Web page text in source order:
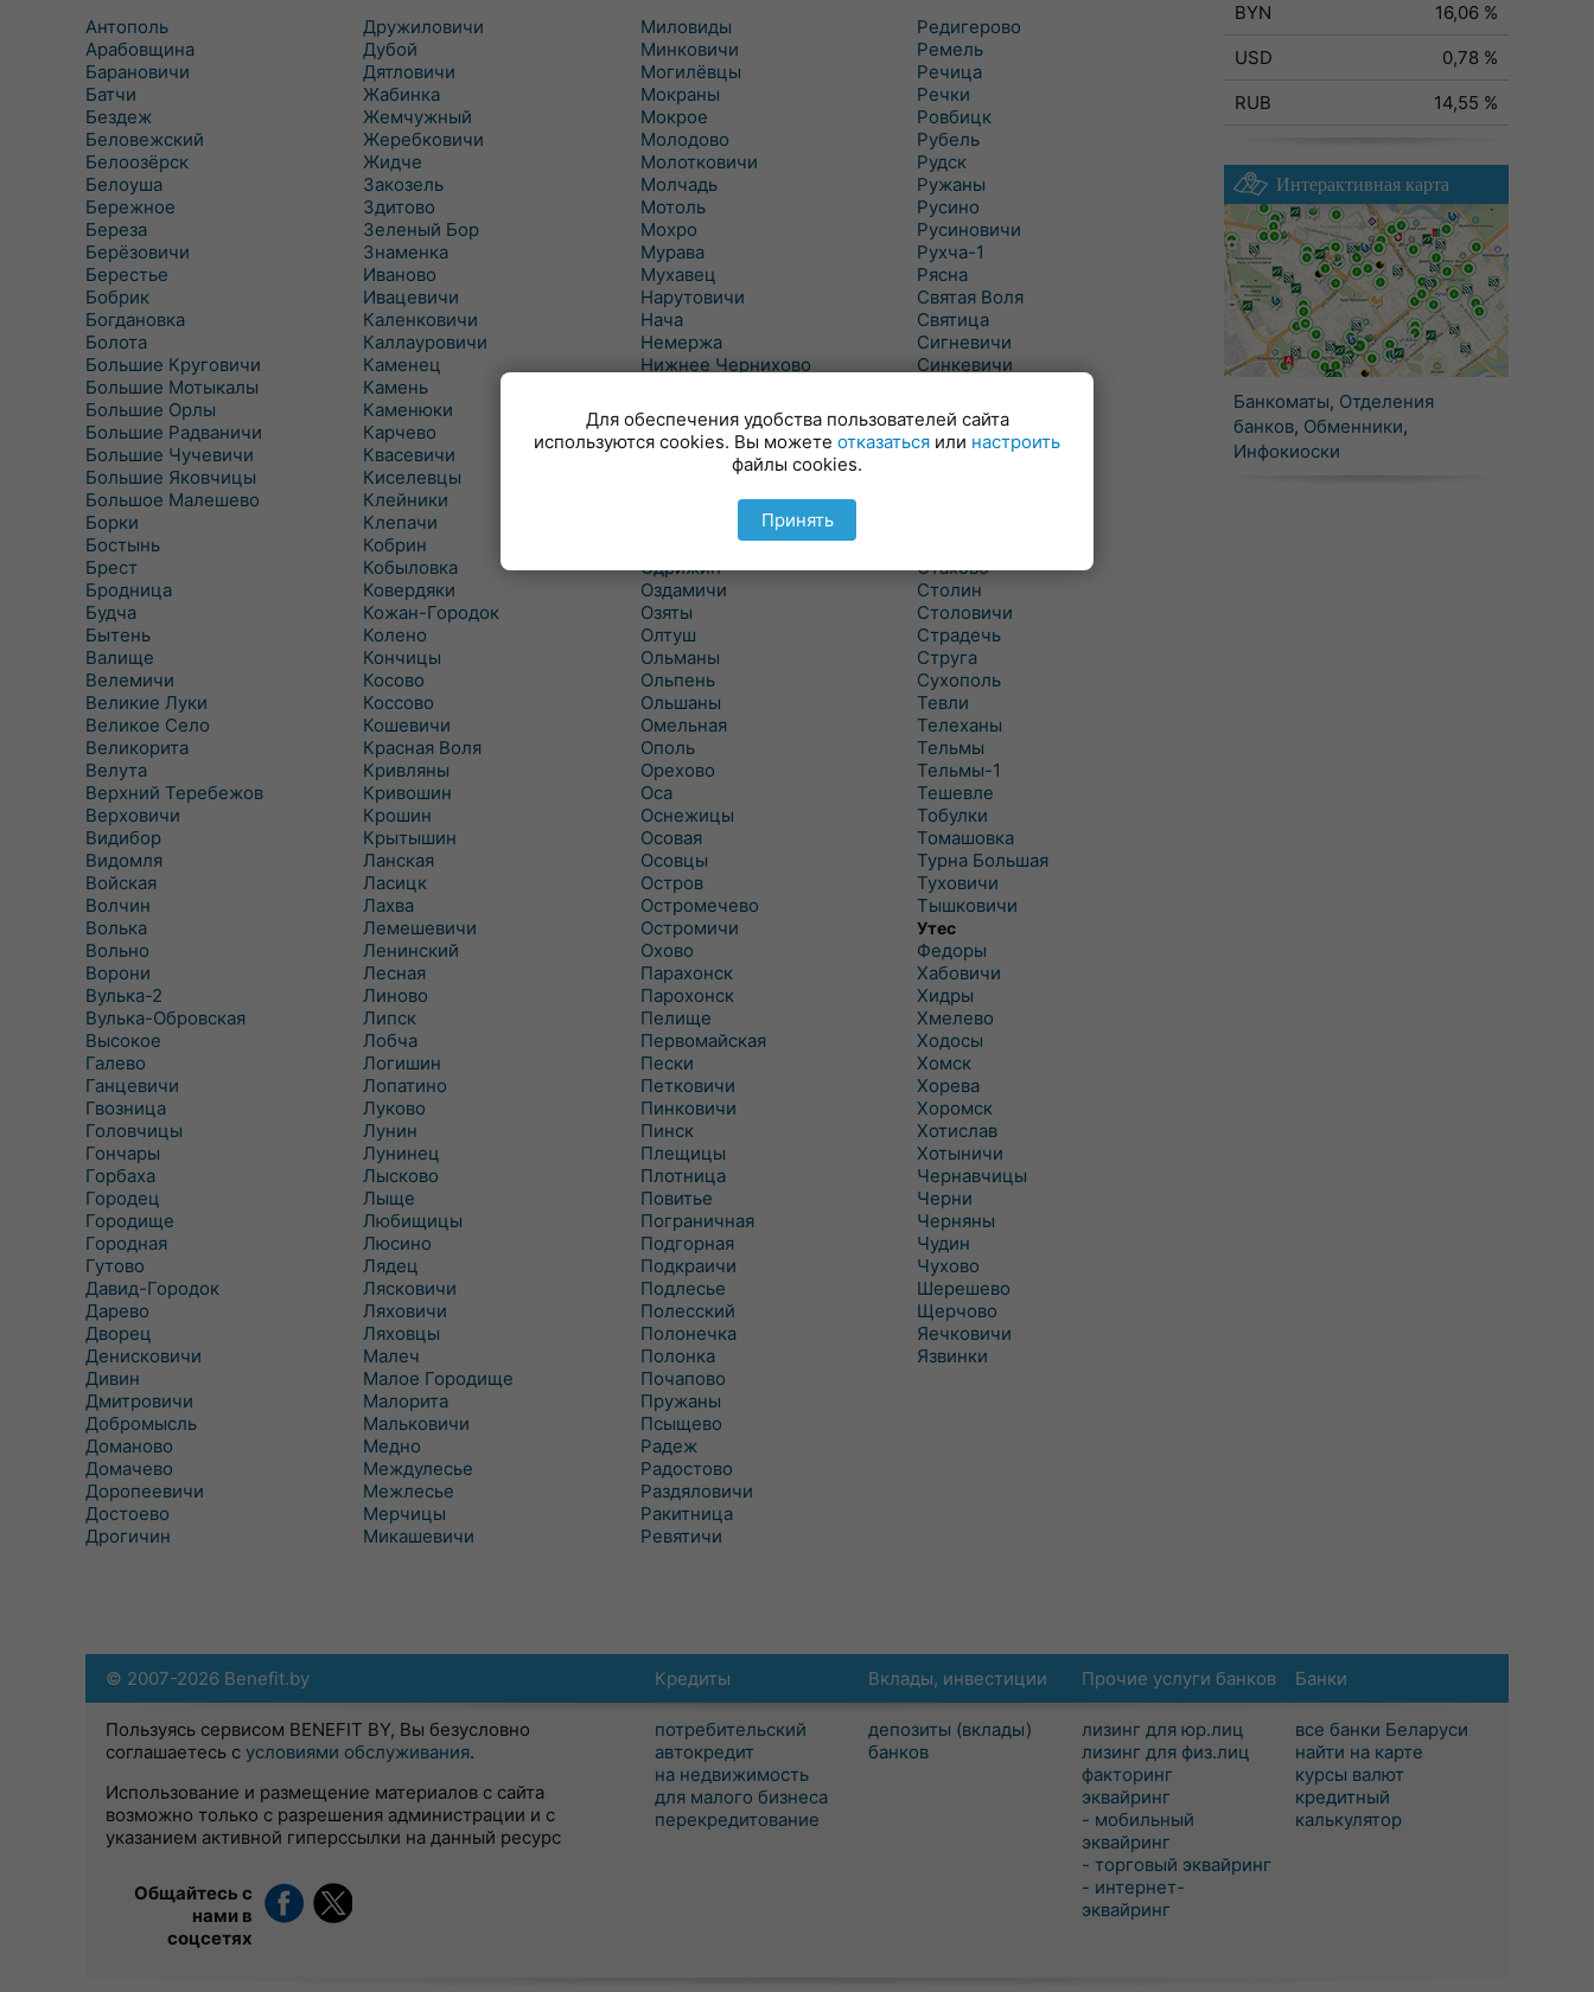
Антополь
Арабовщина
Барановичи
Батчи
Бездеж
Беловежский
Белоозёрск
Белоуша
Бережное
Береза
Берёзовичи
Берестье
Бобрик
Богдановка
Болота
Большие Круговичи
Большие Мотыкалы
Большие Орлы
Большие Радваничи
Большие Чучевичи
Большие Яковчицы
Большое Малешево
Борки
Бостынь
Брест
Бродница
Будча
Бытень
Валище
Велемичи
Великие Луки
Великое Село
Великорита
Велута
Верхний Теребежов
Верховичи
Видибор
Видомля
Войская
Волчин
Волька
Вольно
Ворони
Вулька-2
Вулька-Обровская
Высокое
Галево
Ганцевичи
Гвозница
Головчицы
Гончары
Горбаха
Городец
Городище
Городная
Гутово
Давид-Городок
Дарево
Дворец
Денисковичи
Дивин
Дмитровичи
Добромысль
Доманово
Домачево
Доропеевичи
Достоево
Дрогичин
Дружиловичи
Дубой
Дятловичи
Жабинка
Жемчужный
Жеребковичи
Жидче
Закозель
Здитово
Зеленый Бор
Знаменка
Иваново
Ивацевичи
Каленковичи
Каллауровичи
Каменец
Камень
Каменюки
Карчево
Квасевичи
Киселевцы
Клейники
Клепачи
Кобрин
Кобыловка
Ковердяки
Кожан-Городок
Колено
Кончицы
Косово
Коссово
Кошевичи
Красная Воля
Кривляны
Кривошин
Крошин
Крытышин
Ланская
Ласицк
Лахва
Лемешевичи
Ленинский
Лесная
Линово
Липск
Лобча
Логишин
Лопатино
Луково
Лунин
Лунинец
Лысково
Лыще
Любищицы
Люсино
Лядец
Лясковичи
Ляховичи
Ляховцы
Малеч
Малое Городище
Малорита
Мальковичи
Медно
Междулесье
Межлесье
Мерчицы
Микашевичи
Миловиды
Минковичи
Могилёвцы
Мокраны
Мокрое
Молодово
Молотковичи
Молчадь
Мотоль
Мохро
Мурава
Мухавец
Нарутовичи
Нача
Немержа
Нижнее Чернихово
Новицковичи
Новоселки
Новые Засимовичи
Новые Лыщицы
Оберовщина
Одрижин
Оздамичи
Озяты
Олтуш
Ольманы
Ольпень
Ольшаны
Омельная
Ополь
Орехово
Оса
Оснежицы
Осовая
Осовцы
Остров
Остромечево
Остромичи
Охово
Парахонск
Парохонск
Пелище
Первомайская
Пески
Петковичи
Пинковичи
Пинск
Плещицы
Плотница
Повитье
Пограничная
Подгорная
Подкраичи
Подлесье
Полесский
Полонечка
Полонка
Почапово
Пружаны
Псыщево
Радеж
Радостово
Раздяловичи
Ракитница
Ревятичи
Редигерово
Ремель
Речица
Речки
Ровбицк
Рубель
Рудск
Ружаны
Русино
Русиновичи
Рухча-1
Рясна
Святая Воля
Святица
Сигневичи
Синкевичи
Снитово
Соколово
Сочивки
Стахово
Столин
Столовичи
Страдечь
Струга
Сухополь
Тевли
Телеханы
Тельмы
Тельмы-1
Тешевле
Тобулки
Томашовка
Турна Большая
Туховичи
Тышковичи
Утес
Федоры
Хабовичи
Хидры
Хмелево
Ходосы
Хомск
Хорева
Хоромск
Хотислав
Хотыничи
Чернавчицы
Черни
Черняны
Чудин
Чухово
Шерешево
Щерчово
Яечковичи
Язвинки
BYN
16,06 %
USD
0,78 %
RUB
14,55 %
Интерактивная карта
Банкоматы, Отделения
банков, Обменники,
Инфокиоски
Кредиты
потребительский
автокредит
на недвижимость
для малого бизнеса
перекредитование
Вклады, инвестиции
депозиты (вклады)
банков
Прочие услуги банков
лизинг для юр.лиц
лизинг для физ.лиц
факторинг
эквайринг
- мобильный
эквайринг
- торговый эквайринг
- интернет-
эквайринг
Банки
все банки Беларуси
найти на карте
курсы валют
кредитный
калькулятор
© 2007-2026 Benefit.by
Пользуясь сервисом BENEFIT BY, Вы безусловно
соглашаетесь с условиями обслуживания.
Использование и размещение материалов с сайта
возможно только с разрешения администрации и с
указанием активной гиперссылки на данный ресурс
Общайтесь с
нами в
соцсетях
Для обеспечения удобства пользователей сайта
используются cookies. Вы можете отказаться или настроить
файлы cookies.
Принять